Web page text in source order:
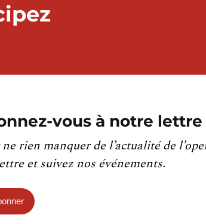
vous à notre
rien manquer de l’actualité de
et suivez nos événements.